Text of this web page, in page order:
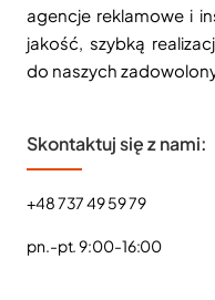
agencje reklamowe i
jakość, szybką
do naszych
Skontaktuj się z nami:
+48 737 49 59 79
pn.-pt. 9:00-16:00